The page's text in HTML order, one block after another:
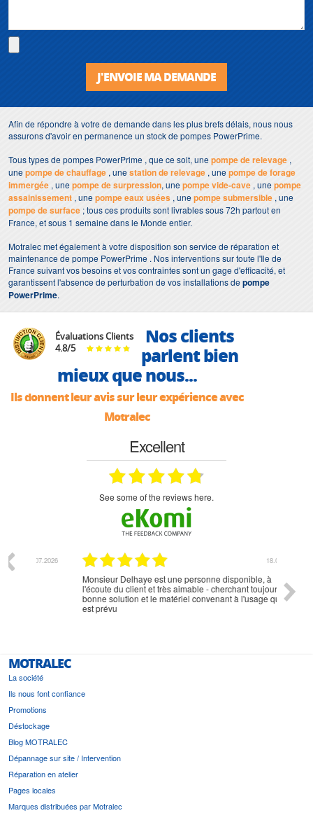
J'ENVOIE MA DEMANDE
Afin de répondre à votre de demande dans les plus brefs délais, nous nous
assurons d'avoir en permanence un stock de pompes PowerPrime.
Tous types de pompes PowerPrime , que ce soit, unepompe de relevage ,
unepompe de chauffage , unestation de relevage , unepompe de forage
immergée , unepompe de surpression, unepompe vide-cave , unepompe
assainissement , unepompe eaux usées , unepompe submersible , une
pompe de surface ; tous ces produits sont livrables sous 72h partout en
France, et sous 1 semaine dans le Monde entier.
Motralec met également à votre disposition son service de réparation et
maintenance de pompe PowerPrime . Nos interventions sur toute l'Ile de
France suivant vos besoins et vos contraintes sont un gage d'efficacité, et
garantissent l'absence de perturbation de vos installations depompe
PowerPrime.
Évaluations Clients
4.8/5
Nos clients
parlent bien
mieux que nous...
Ils donnent leur avis sur leur expérience avec
Motralec
Excellent
see some of the reviews here.
Monsieur Delhaye est une personne disponible, à
l'écoute du client et très aimable - cherchant toujours la
bonne solution et le matériel convenant à l'usage qui en
MOTRALEC
La société
Ils nous font confiance
Promotions
Déstockage
Blog MOTRALEC
Dépannage sur site / Intervention
Réparation en atelier
Pages locales
Marques distribuées par Motralec